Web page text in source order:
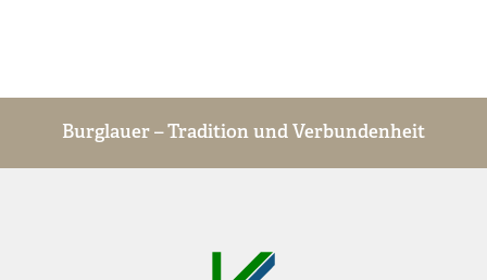
Burglauer – Tradition und Verbundenheit